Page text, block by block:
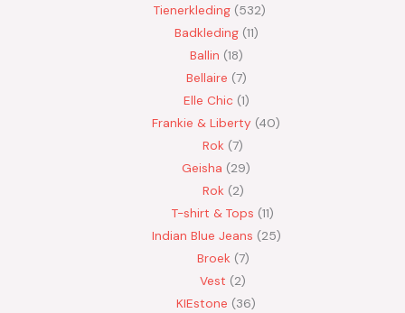
Tienerkleding 532
Badkleding 11
Ballin 18
Bellaire 7
Elle Chic 1
Frankie & Liberty 40
Rok 7
Geisha
29
Rok 2
T-shirt & Tops 11
Indian Blue Jeans 25
Broek 7
Vest
2
KIEstone
36